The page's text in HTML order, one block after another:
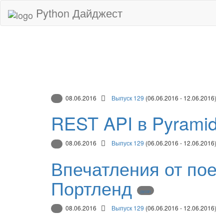
Python Дайджест
08.06.2016 Выпуск 129 (06.06.2016 -
REST API в
08.06.2016 Выпуск 129 (06.06.2016 -
Впечатления от
Портленд pycon
08.06.2016 Выпуск 129 (06.06.2016 -